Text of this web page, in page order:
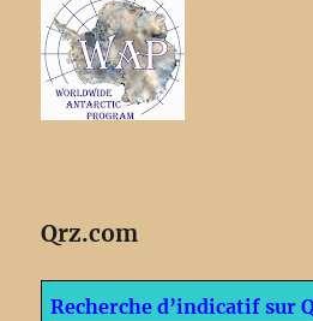
Qrz.com
Recherche d’indicatif sur